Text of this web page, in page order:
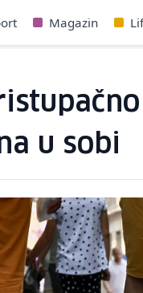
Magazin
u sobi